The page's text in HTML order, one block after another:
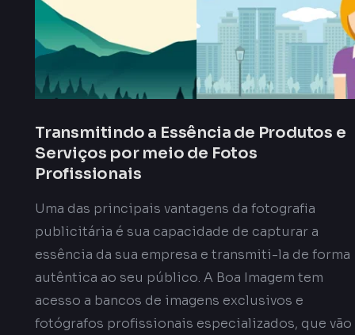
Transmitindo a Essência de Produtos e
Serviços por meio de Fotos
Profissionais
Uma das principais vantagens da fotografia
publicitária é sua capacidade de capturar a
essência da sua empresa e transmiti-la de forma
autêntica ao seu público. A Boa Imagem tem
acesso a bancos de imagens exclusivos e
fotógrafos profissionais especializados, que vão